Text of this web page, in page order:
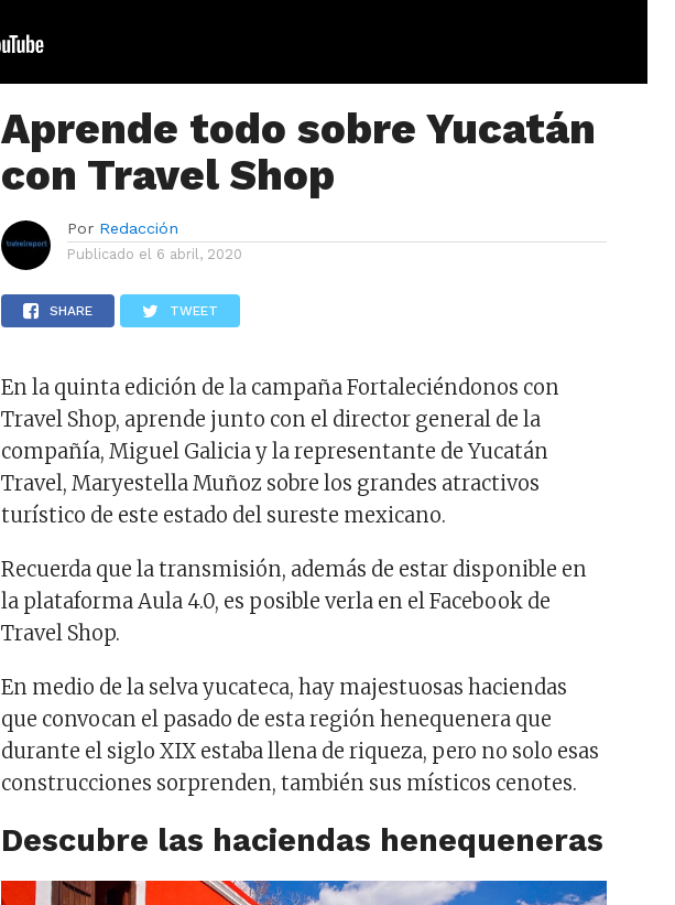
Aprende todo sobre Yucatán
con Travel Shop
Por Redacción
Publicado el 6 abril, 2020
SHARE TWEET
En la quinta edición de la campaña Fortaleciéndonos con
Travel Shop, aprende junto con el director general de la
compañía, Miguel Galicia y la representante de Yucatán
Travel, Maryestella Muñoz sobre los grandes atractivos
turístico de este estado del sureste mexicano.
Recuerda que la transmisión, además de estar disponible en
la plataforma Aula 4.0, es posible verla en el Facebook de
Travel Shop.
En medio de la selva yucateca, hay majestuosas haciendas
que convocan el pasado de esta región henequenera que
durante el siglo XIX estaba llena de riqueza, pero no solo esas
construcciones sorprenden, también sus místicos cenotes.
Descubre las haciendas henequeneras